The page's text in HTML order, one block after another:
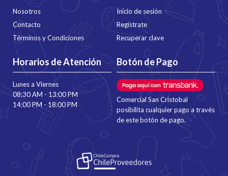
Nosotros
Contacto
Términos y Condiciones
Inicio de sesión
Regístrate
Recuperar clave
Horarios de Atención
Lunes a Viernes
08:30 AM - 13:00 PM
14:00 PM - 18:00 PM
Botón de Pago
Comercial San Cristobal
posibilita cualquier pago a través
de este botón de pago.